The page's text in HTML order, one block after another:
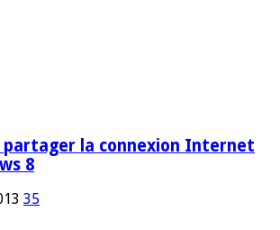
partager la connexion Internet
8
35